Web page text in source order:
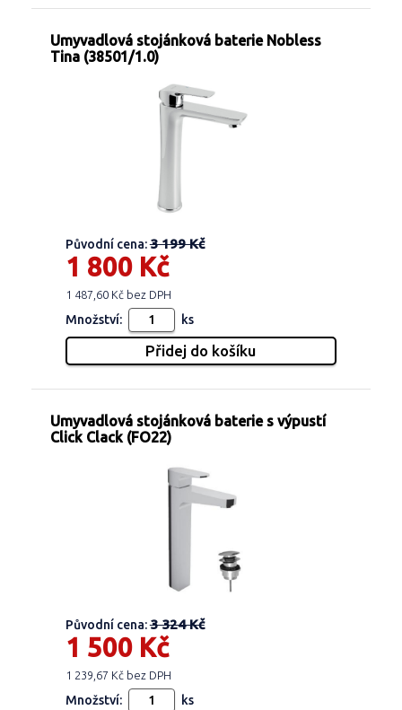
Umyvadlová stojánková baterie Nobless
Tina (38501/1.0)
Původní cena:3 199 Kč
1 800 Kč
1 487,60 Kč bez DPH
Množství: ks
Umyvadlová stojánková baterie s výpustí
Click Clack (FO22)
Původní cena:3 324 Kč
1 500 Kč
1 239,67 Kč bez DPH
Množství: ks